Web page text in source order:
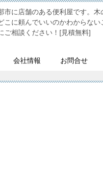
市に店舗のある便利屋です。
こに頼んでいいのかわからな
ご相談ください！[見積無料]
会社情報 お問合せ